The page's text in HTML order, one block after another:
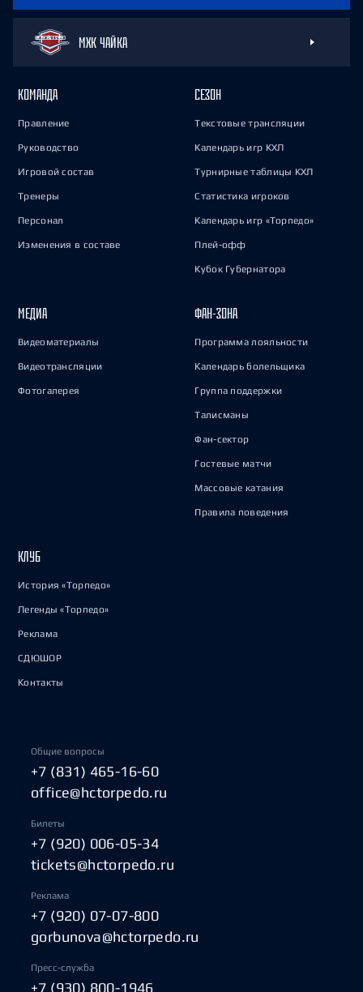
МХК ЧАЙКА
КОМАНДА
Правление
Руководство
Игровой состав
Тренеры
Персонал
Изменения в составе
СЕЗОН
Текстовые трансляции
Календарь игр КХЛ
Турнирные таблицы КХЛ
Статистика игроков
Календарь игр «Торпедо»
Плей-офф
Кубок Губернатора
МЕДИА
Видеоматериалы
Видеотрансляции
Фотогалерея
ФАН-ЗОНА
Программа лояльности
Календарь болельщика
Группа поддержки
Талисманы
Фан-сектор
Гостевые матчи
Массовые катания
Правила поведения
КЛУБ
История «Торпедо»
Легенды «Торпедо»
Реклама
СДЮШОР
Контакты
Общие вопросы
+7 (831) 465-16-60
office@hctorpedo.ru
Билеты
+7 (920) 006-05-34
tickets@hctorpedo.ru
Реклама
+7 (920) 07-07-800
gorbunova@hctorpedo.ru
Пресс-служба
+7 (930) 800-1946